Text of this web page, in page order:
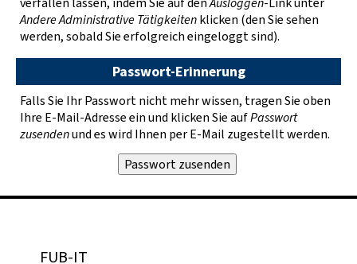
Andere Administrative Tätigkeitenklicken (den Sie sehen
werden, sobald Sie erfolgreich eingeloggt sind).
Passwort-Erinnerung
Falls Sie Ihr Passwort nicht mehr wissen, tragen Sie oben
Ihre E-Mail-Adresse ein und klicken Sie aufPasswort
zusendenund es wird Ihnen per E-Mail zugestellt werden.
FUB-IT